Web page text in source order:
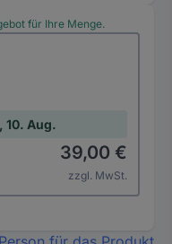
für Ihre Menge.
Aug.
39,00 €
zzgl. MwSt.